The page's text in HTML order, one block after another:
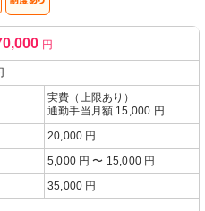
円
実費（上限あり）
通勤手当月額 15,000 円
20,000 円
5,000 円 〜 15,000 円
35,000 円